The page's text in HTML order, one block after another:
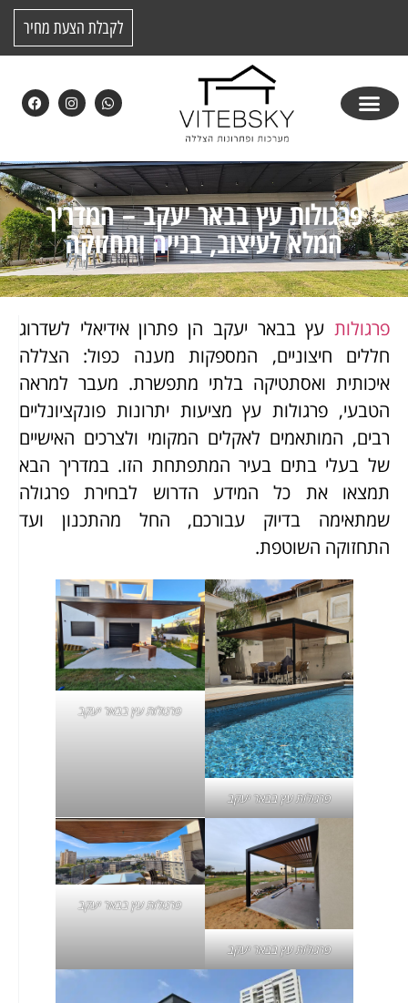
לקבלת הצעת מחיר
פרגולות עץ בבאר יעקב – המדריך
המלא לעיצוב, בנייה ותחזוקה
פרגולות עץ בבאר יעקב הן פתרון אידיאלי לשדרוג
חללים חיצוניים, המספקות מענה כפול: הצללה
איכותית ואסתטיקה בלתי מתפשרת. מעבר למראה
הטבעי, פרגולות עץ מציעות יתרונות פונקציונליים
רבים, המותאמים לאקלים המקומי ולצרכים האישיים
של בעלי בתים בעיר המתפתחת הזו. במדריך הבא
תמצאו את כל המידע הדרוש לבחירת פרגולה
שמתאימה בדיוק עבורכם, החל מהתכנון ועד
התחזוקה השוטפת.
פרגולות עץ בבאר יעקב
פרגולות עץ בבאר יעקב
פרגולות עץ בבאר יעקב
פרגולות עץ בבאר יעקב